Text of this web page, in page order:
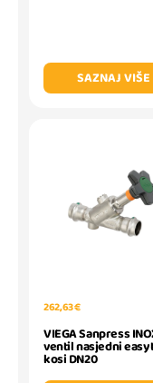
SAZNAJ VIŠE
262,63 €
VIEGA Sanpress
ventil nasjedni
kosi DN20